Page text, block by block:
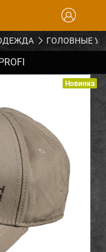
ГОЛОВНЫЕ
Новинка